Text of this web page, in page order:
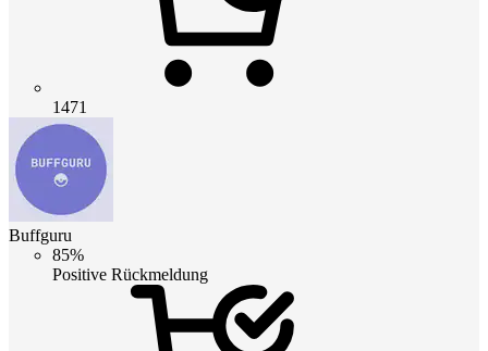
1471
Buffguru
85%
Positive Rückmeldung